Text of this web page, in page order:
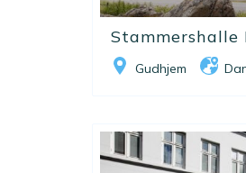
Stammershalle
Gudhjem